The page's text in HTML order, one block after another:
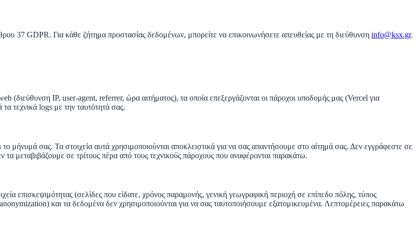
37 GDPR. Για κάθε ζήτημα προστασίας δεδομένων, μπορείτε να επικοινωνήσετε απευθείας με τη διεύθυνση info@ksx.gr.
(διεύθυνση IP, user-agent, referrer, ώρα αιτήματος), τα οποία επεξεργάζονται οι πάροχοι υποδομής μας (Vercel για
τεχνικά logs με την ταυτότητά σας.
μήνυμά σας. Τα στοιχεία αυτά χρησιμοποιούνται αποκλειστικά για να σας απαντήσουμε στο αίτημά σας. Δεν εγγράφεστε σε
μεταβιβάζουμε σε τρίτους πέρα από τους τεχνικούς πάροχους που αναφέρονται παρακάτω.
επισκεψιμότητας (σελίδες που είδατε, χρόνος παραμονής, γενική γεωγραφική περιοχή σε επίπεδο πόλης, τύπος
και τα δεδομένα δεν χρησιμοποιούνται για να σας ταυτοποιήσουμε εξατομικευμένα. Λεπτομέρειες παρακάτω